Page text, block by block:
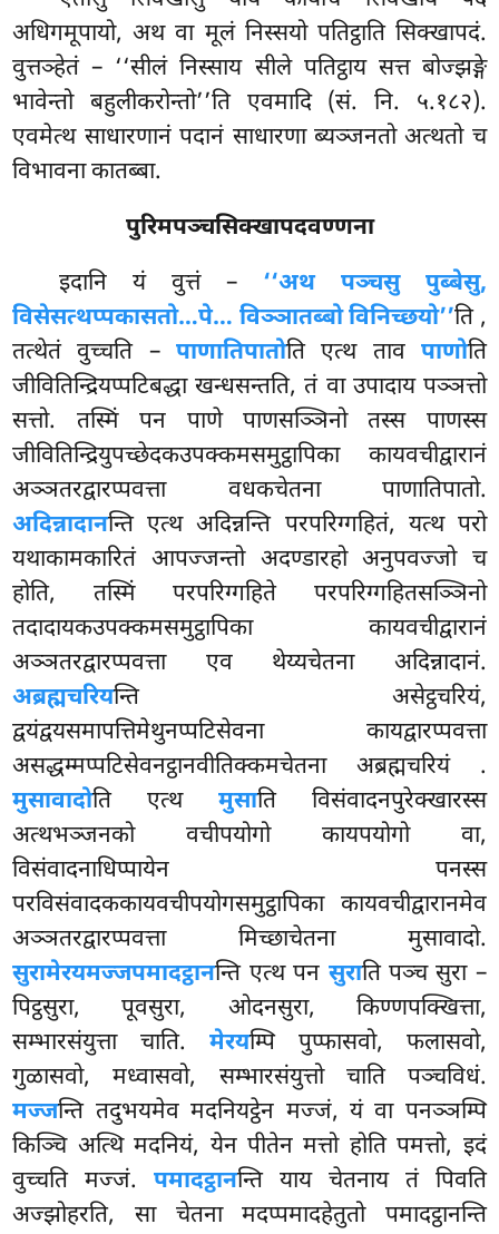
अधिगमूपायो, अथ वा मूलं निस्सयो पतिट्ठाति सिक्खापदं.
वुत्तञ्हेतं – ‘‘सीलं निस्साय सीले पतिट्ठाय सत्त बोज्झङ्गे
भावेन्तो बहुलीकरोन्तो’’ति एवमादि (सं. नि. ५.१८२).
एवमेत्थ साधारणानं पदानं साधारणा ब्यञ्जनतो अत्थतो च
विभावना कातब्बा.
पुरिमपञ्चसिक्खापदवण्णना
इदानि यं वुत्तं – ‘‘अथ पञ्चसु पुब्बेसु,
विसेसत्थप्पकासतो…पे… विञ्ञातब्बो विनिच्छयो’’ति ,
तत्थेतं वुच्चति – पाणातिपातोति एत्थ ताव पाणोति
जीवितिन्द्रियप्पटिबद्धा खन्धसन्तति, तं वा उपादाय पञ्ञत्तो
सत्तो. तस्मिं पन पाणे पाणसञ्ञिनो तस्स पाणस्स
जीवितिन्द्रियुपच्छेदकउपक्कमसमुट्ठापिका कायवचीद्वारानं
अञ्ञतरद्वारप्पवत्ता वधकचेतना पाणातिपातो.
अदिन्नादानन्ति एत्थ अदिन्नन्ति परपरिग्गहितं, यत्थ परो
यथाकामकारितं आपज्जन्तो अदण्डारहो अनुपवज्जो च
होति, तस्मिं परपरिग्गहिते परपरिग्गहितसञ्ञिनो
तदादायकउपक्कमसमुट्ठापिका कायवचीद्वारानं
अञ्ञतरद्वारप्पवत्ता एव थेय्यचेतना अदिन्नादानं.
अब्रह्मचरियन्ति असेट्ठचरियं,
द्वयंद्वयसमापत्तिमेथुनप्पटिसेवना कायद्वारप्पवत्ता
असद्धम्मप्पटिसेवनट्ठानवीतिक्कमचेतना अब्रह्मचरियं .
मुसावादोति एत्थ मुसाति विसंवादनपुरेक्खारस्स
अत्थभञ्जनको वचीपयोगो कायपयोगो वा,
विसंवादनाधिप्पायेन पनस्स
परविसंवादककायवचीपयोगसमुट्ठापिका कायवचीद्वारानमेव
अञ्ञतरद्वारप्पवत्ता मिच्छाचेतना मुसावादो.
सुरामेरयमज्जपमादट्ठानन्ति एत्थ पन सुराति पञ्च सुरा –
पिट्ठसुरा, पूवसुरा, ओदनसुरा, किण्णपक्खित्ता,
सम्भारसंयुत्ता चाति. मेरयम्पि पुप्फासवो, फलासवो,
गुळासवो, मध्वासवो, सम्भारसंयुत्तो चाति पञ्चविधं.
मज्जन्ति तदुभयमेव मदनियट्ठेन मज्जं, यं वा पनञ्ञम्पि
किञ्चि अत्थि मदनियं, येन पीतेन मत्तो होति पमत्तो, इदं
वुच्चति मज्जं.पमादट्ठानन्ति याय चेतनाय तं पिवति
अज्झोहरति, सा चेतना मदप्पमादहेतुतो पमादट्ठानन्ति